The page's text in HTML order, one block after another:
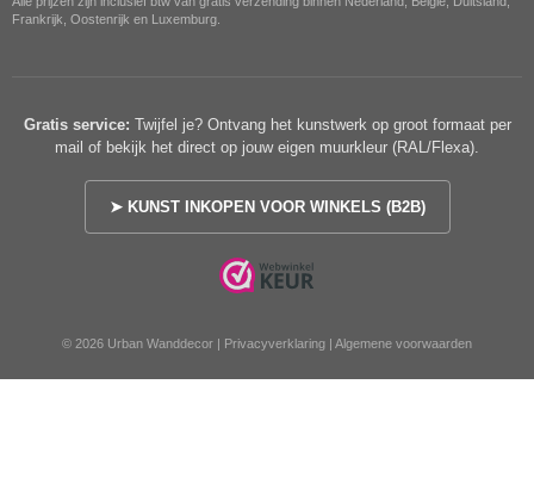
Frankrijk, Oostenrijk en Luxemburg.
Gratis service: Twijfel je? Ontvang het kunstwerk op groot formaat per
mail of bekijk het direct op jouw eigen muurkleur (RAL/Flexa).
➤ KUNST INKOPEN VOOR WINKELS (B2B)
© 2026 Urban Wanddecor | Privacyverklaring | Algemene voorwaarden